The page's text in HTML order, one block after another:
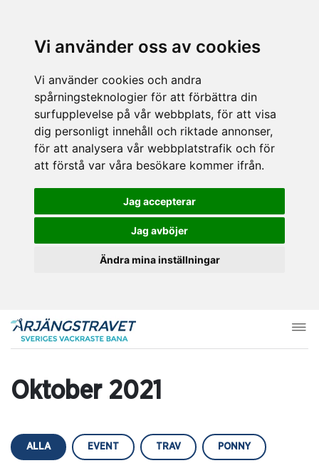
Vi använder oss av cookies
Vi använder cookies och andra
spårningsteknologier för att förbättra din
surfupplevelse på vår webbplats, för att visa
dig personligt innehåll och riktade annonser,
för att analysera vår webbplatstrafik och för
att förstå var våra besökare kommer ifrån.
Jag accepterar
Jag avböjer
Ändra mina inställningar
Oktober 2021
ALLA EVENT TRAV PONNY